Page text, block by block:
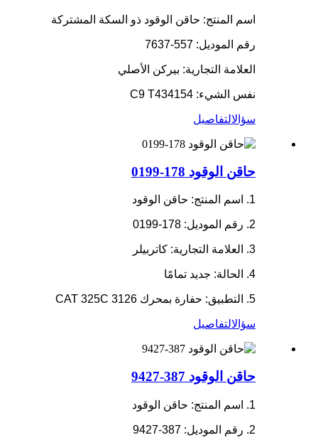
اسم المنتج: حاقن الوقود ذو السكة المشتركة
رقم الموديل: 557-7637
العلامة التجارية: بيركن الأصلي
نفس الشيء: C9 T434154
سؤالالتفاصيل
حاقن الوقود 178-0199
1. اسم المنتج: حاقن الوقود
2. رقم الموديل: 178-0199
3. العلامة التجارية: كاتربيلر
4. الحالة: جديد تمامًا
5. التطبيق: حفارة بمحرك CAT 325C 3126
سؤالالتفاصيل
حاقن الوقود 387-9427
1. اسم المنتج: حاقن الوقود
2. رقم الموديل: 387-9427